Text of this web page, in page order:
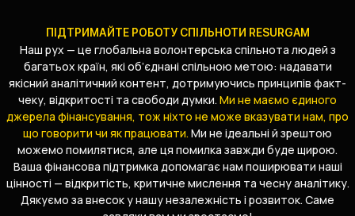
ПІДТРИМАЙТЕ РОБОТУ СПІЛЬНОТИ RESURGAM
Наш рух — це глобальна волонтерська спільнота людей з
багатьох країн, які об’єднані спільною метою: надавати
якісний аналітичний контент, дотримуючись принципів факт-
чеку, відкритості та свободи думки. Ми не маємо єдиного
джерела фінансування, тож ніхто не може вказувати нам, про
що говорити чи як працювати. Ми не ідеальні й зрештою
можемо помилятися, але ця помилка завжди буде щирою.
Ваша фінансова підтримка допомагає нам поширювати наші
цінності — відкритість, критичне мислення та чесну аналітику.
Дякуємо за внесок у нашу незалежність і розвиток. Саме